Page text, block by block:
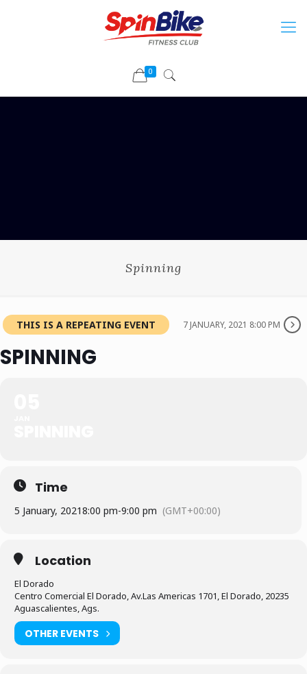
0
Spinning
THIS IS A REPEATING EVENT 7 JANUARY, 2021 8:00 PM
SPINNING
Time
5 January, 20218:00 pm-9:00 pm (GMT+00:00)
Location
El Dorado
Centro Comercial El Dorado, Av.Las Americas 1701, El Dorado, 20235
Aguascalientes, Ags.
OTHER EVENTS